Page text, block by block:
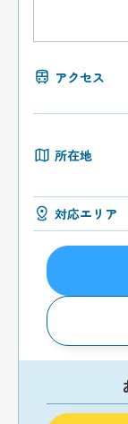
アクセス
所在地
対応エリア